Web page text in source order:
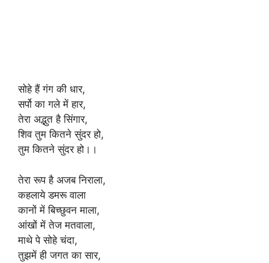
सोहे हैं गंग की धार,
सर्पो का गले में हार,
तेरा अद्भुत है सिंगार,
शिव तुम कितने सुंदर हो,
तुम कितने सुंदर हो।।
तेरा रूप है अजब निराला,
कहलाये डमरू वाला
कानों में बिच्छुवन माला,
आंखों में तेज मतवाला,
माथे पे सोहे चंदा,
तुझमें ही जगत का सार,